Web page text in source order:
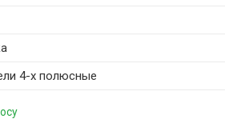
4-х полюсные